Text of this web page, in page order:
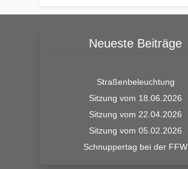
Neueste Beiträge
Straßenbeleuchtung
Sitzung vom 18.06.2026
Sitzung vom 22.04.2026
Sitzung vom 05.02.2026
Schnuppertag bei der FFW